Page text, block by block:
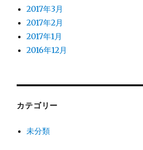
2017年3月
2017年2月
2017年1月
2016年12月
カテゴリー
未分類